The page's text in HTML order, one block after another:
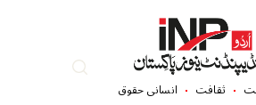
ثقافت انسانی حقوق